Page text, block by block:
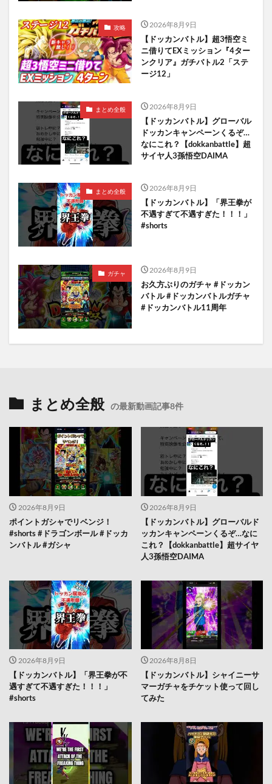
攻略 2026年8月9日
【ドッカンバトル】超3悟空ミ
ニ借りてEXミッション『4ター
ンクリア』ガチバトル2「ステ
ージ12」
まとめ全般 2026年8月9日
【ドッカンバトル】グローバル
ドッカンキャンペーンくるぞ…
なにこれ？【dokkanbattle】超
サイヤ人3孫悟空DAIMA
まとめ全般 2026年8月9日
【ドッカンバトル】「界王拳が
不遇すぎて不遇すぎた！！！」
#shorts
ガチャ 2026年8月9日
お久方ぶりのガチャ #ドッカン
バトル #ドッカンバトルガチャ
#ドッカンバトル11周年
まとめ全般 の最新動画記事8件
2026年8月9日
ポイントガシャでリベンジ！
#shorts #ドラゴンボール #ドッカ
ンバトル #ガシャ
2026年8月9日
【ドッカンバトル】グローバルド
ッカンキャンペーンくるぞ…なに
これ？【dokkanbattle】超サイヤ
人3孫悟空DAIMA
2026年8月9日
【ドッカンバトル】「界王拳が不
遇すぎて不遇すぎた！！！」
#shorts
2026年8月8日
【ドッカンバトル】シャイニーサ
マーガチャをチケット使って回し
てみた